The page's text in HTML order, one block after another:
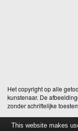
Het copyright op alle
kunstenaar. De
zonder schriftelijke
This website makes